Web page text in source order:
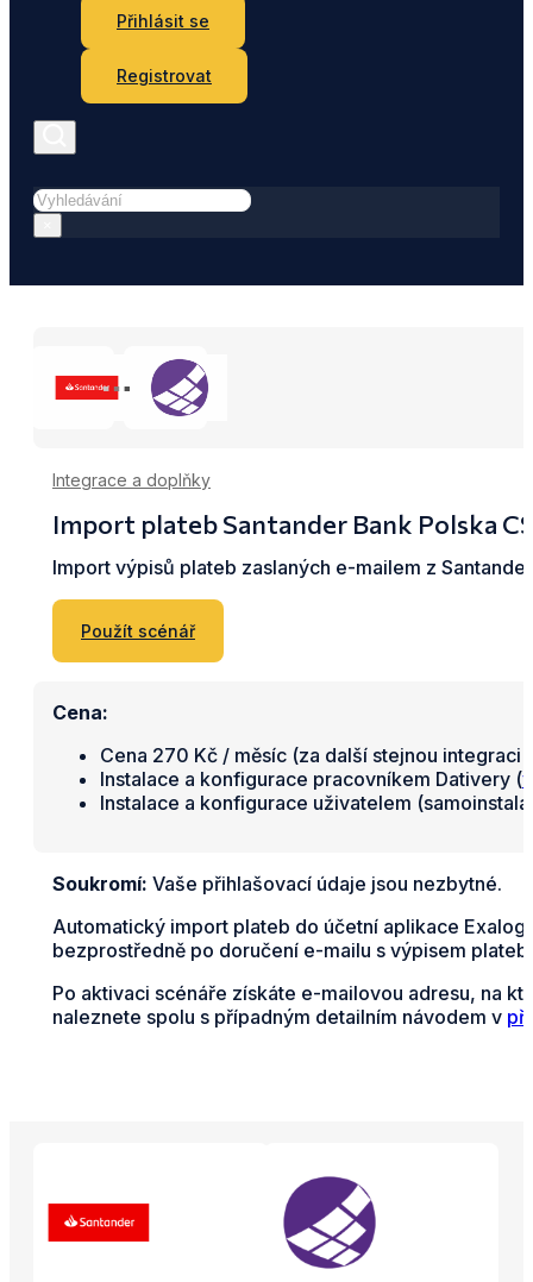
Přihlásit se
Registrovat
Hledat
Integrace a doplňky
Import plateb Santander Bank Polska
Import výpisů plateb zaslaných e-mailem z
Použít scénář
Cena:
Cena 270 Kč / měsíc (za další stejnou integraci
Instalace a konfigurace pracovníkem Dativery (
Instalace a konfigurace uživatelem
Soukromí: Vaše přihlašovací údaje jsou nezbytné.
Automatický import plateb do účetní aplikace
bezprostředně po doručení e-mailu s výpisem
Po aktivaci scénáře získáte e-mailovou adresu, na
naleznete spolu s případným detailním návodem v
Propojené aplikace a služby